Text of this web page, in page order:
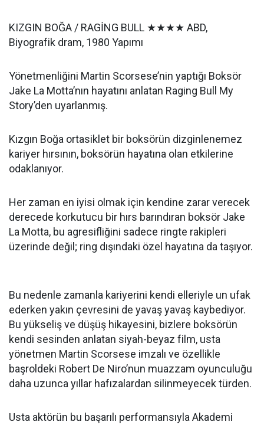
KIZGIN BOĞA / RAGİNG BULL ★★★★ ABD,
Biyografik dram, 1980 Yapımı
Yönetmenliğini Martin Scorsese’nin yaptığı Boksör
Jake La Motta’nın hayatını anlatan Raging Bull My
Story’den uyarlanmış.
Kızgın Boğa ortasiklet bir boksörün dizginlenemez
kariyer hırsının, boksörün hayatına olan etkilerine
odaklanıyor.
Her zaman en iyisi olmak için kendine zarar verecek
derecede korkutucu bir hırs barındıran boksör Jake
La Motta, bu agresifliğini sadece ringte rakipleri
üzerinde değil; ring dışındaki özel hayatına da taşıyor.
Bu nedenle zamanla kariyerini kendi elleriyle un ufak
ederken yakın çevresini de yavaş yavaş kaybediyor.
Bu yükseliş ve düşüş hikayesini, bizlere boksörün
kendi sesinden anlatan siyah-beyaz film, usta
yönetmen Martin Scorsese imzalı ve özellikle
başroldeki Robert De Niro’nun muazzam oyunculuğu
daha uzunca yıllar hafızalardan silinmeyecek türden.
Usta aktörün bu başarılı performansıyla Akademi